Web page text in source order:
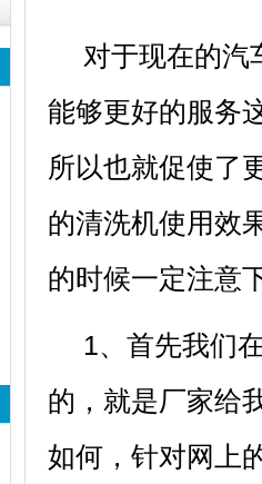
对于现在的汽
能够更好的服务
所以也就促使了
的清洗机使用效
的时候一定注意
1、首先我们
的，就是厂家给
如何，针对网上